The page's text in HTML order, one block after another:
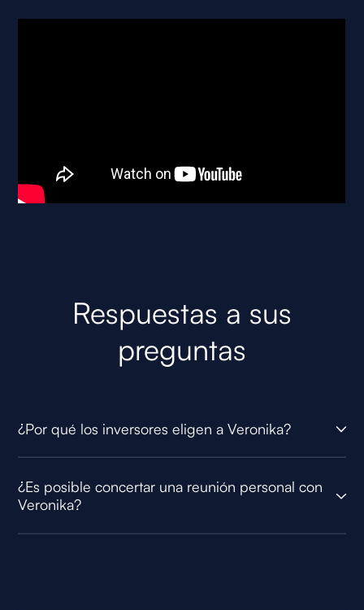
Respuestas a sus
preguntas
¿Por qué los inversores eligen a Veronika?
¿Es posible concertar una reunión personal con
Veronika?